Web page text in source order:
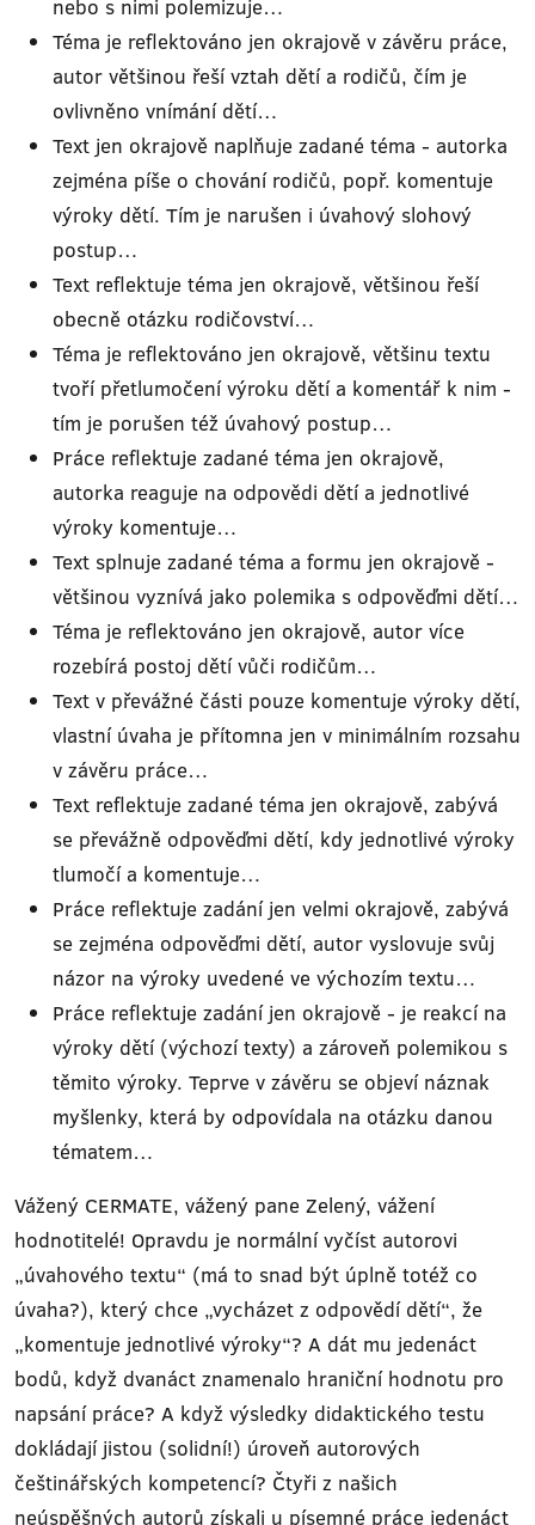
nebo s nimi polemizuje…
Téma je reflektováno jen okrajově v závěru práce,
autor většinou řeší vztah dětí a rodičů, čím je
ovlivněno vnímání dětí…
Text jen okrajově naplňuje zadané téma - autorka
zejména píše o chování rodičů, popř. komentuje
výroky dětí. Tím je narušen i úvahový slohový
postup…
Text reflektuje téma jen okrajově, většinou řeší
obecně otázku rodičovství…
Téma je reflektováno jen okrajově, většinu textu
tvoří přetlumočení výroku dětí a komentář k nim -
tím je porušen též úvahový postup…
Práce reflektuje zadané téma jen okrajově,
autorka reaguje na odpovědi dětí a jednotlivé
výroky komentuje…
Text splnuje zadané téma a formu jen okrajově -
většinou vyznívá jako polemika s odpověďmi dětí…
Téma je reflektováno jen okrajově, autor více
rozebírá postoj dětí vůči rodičům…
Text v převážné části pouze komentuje výroky dětí,
vlastní úvaha je přítomna jen v minimálním rozsahu
v závěru práce…
Text reflektuje zadané téma jen okrajově, zabývá
se převážně odpověďmi dětí, kdy jednotlivé výroky
tlumočí a komentuje…
Práce reflektuje zadání jen velmi okrajově, zabývá
se zejména odpověďmi dětí, autor vyslovuje svůj
názor na výroky uvedené ve výchozím textu…
Práce reflektuje zadání jen okrajově - je reakcí na
výroky dětí (výchozí texty) a zároveň polemikou s
těmito výroky. Teprve v závěru se objeví náznak
myšlenky, která by odpovídala na otázku danou
tématem…
Vážený CERMATE, vážený pane Zelený, vážení
hodnotitelé! Opravdu je normální vyčíst autorovi
„úvahového textu“ (má to snad být úplně totéž co
úvaha?), který chce „vycházet z odpovědí dětí“, že
„komentuje jednotlivé výroky“? A dát mu jedenáct
bodů, když dvanáct znamenalo hraniční hodnotu pro
napsání práce? A když výsledky didaktického testu
dokládají jistou (solidní!) úroveň autorových
češtinářských kompetencí? Čtyři z našich
neúspěšných autorů získali u písemné práce jedenáct